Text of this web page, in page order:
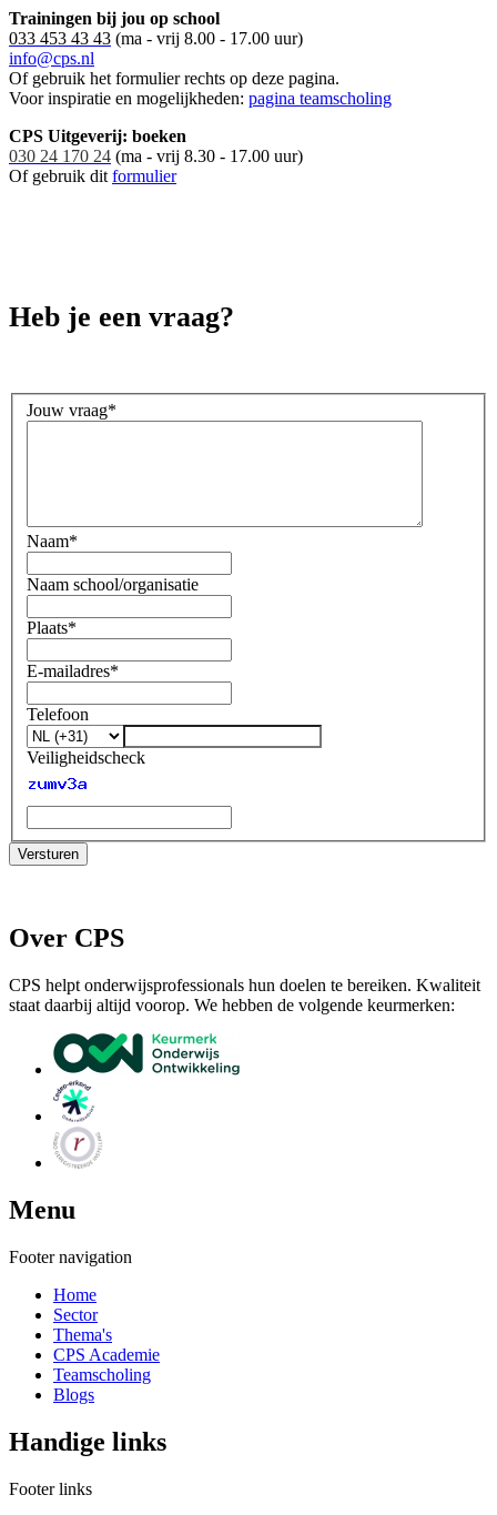
Trainingen bij jou op school
033 453 43 43 (ma - vrij 8.00 - 17.00 uur)
info@cps.nl
Of gebruik het formulier rechts op deze pagina.
Voor inspiratie en mogelijkheden: pagina teamscholing
CPS Uitgeverij: boeken
030 24 170 24 (ma - vrij 8.30 - 17.00 uur)
Of gebruik dit formulier
Heb je een vraag?
Jouw vraag*
Naam*
Naam school/organisatie
Plaats*
E-mailadres*
Telefoon
Veiligheidscheck
Versturen
Over CPS
CPS helpt onderwijsprofessionals hun doelen te bereiken. Kwaliteit
staat daarbij altijd voorop. We hebben de volgende keurmerken:
Menu
Footer navigation
Home
Sector
Thema's
CPS Academie
Teamscholing
Blogs
Handige links
Footer links